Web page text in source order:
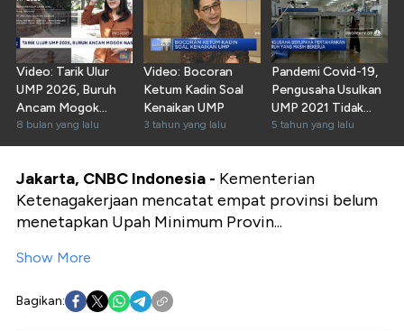
Video: Tarik Ulur
UMP 2026, Buruh
Ancam Mogok
Nasional!
8 bulan yang lalu
Video: Bocoran
Ketum Kadin Soal
Kenaikan UMP
3 tahun yang lalu
Pandemi Covid-19,
Pengusaha Usulkan
UMP 2021 Tidak
Naik
5 tahun yang lalu
Jakarta, CNBC Indonesia - Kementerian
Ketenagakerjaan mencatat empat provinsi belum
menetapkan Upah Minimum Provin...
Show More
Bagikan: